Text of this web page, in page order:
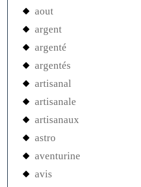
aout
argent
argenté
argentés
artisanal
artisanale
artisanaux
astro
aventurine
avis